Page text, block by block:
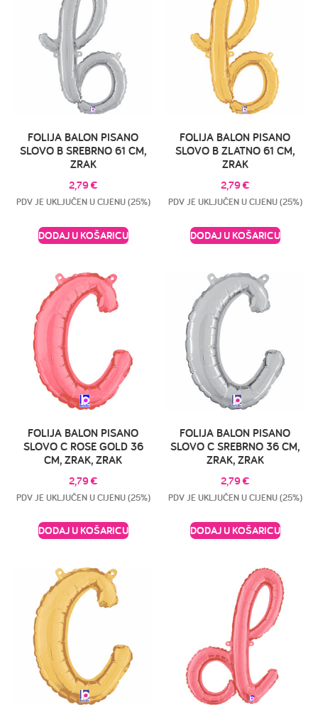
FOLIJA BALON PISANO
SLOVO B SREBRNO 61 CM,
ZRAK
2,79€
PDV JE UKLJUČEN U CIJENU (25%)
DODAJ U KOŠARICU
FOLIJA BALON PISANO
SLOVO B ZLATNO 61 CM,
ZRAK
2,79€
PDV JE UKLJUČEN U CIJENU (25%)
DODAJ U KOŠARICU
FOLIJA BALON PISANO
SLOVO C ROSE GOLD 36
CM, ZRAK, ZRAK
2,79€
PDV JE UKLJUČEN U CIJENU (25%)
DODAJ U KOŠARICU
FOLIJA BALON PISANO
SLOVO C SREBRNO 36 CM,
ZRAK, ZRAK
2,79€
PDV JE UKLJUČEN U CIJENU (25%)
DODAJ U KOŠARICU